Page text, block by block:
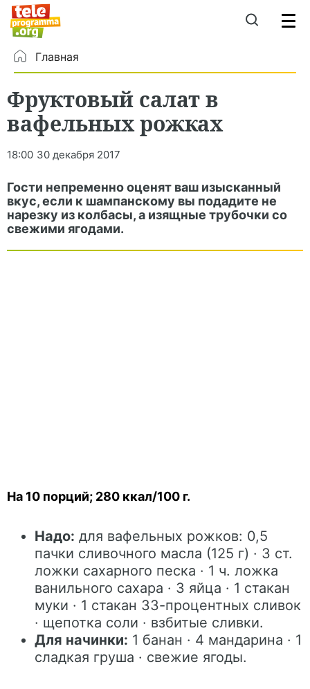
Главная
Фруктовый салат в
вафельных рожках
18:00 30 декабря 2017
Гости непременно оценят ваш изысканный
вкус, если к шампанскому вы подадите не
нарезку из колбасы, а изящные трубочки со
свежими ягодами.
На 10 порций; 280 ккал/100 г.
Надо: для вафельных рожков: 0,5
пачки сливочного масла (125 г) · 3 ст.
ложки сахарного песка · 1 ч. ложка
ванильного сахара · 3 яйца · 1 стакан
муки · 1 стакан 33-процентных сливок
· щепотка соли · взбитые сливки.
Для начинки: 1 банан · 4 мандарина · 1
сладкая груша · свежие ягоды.